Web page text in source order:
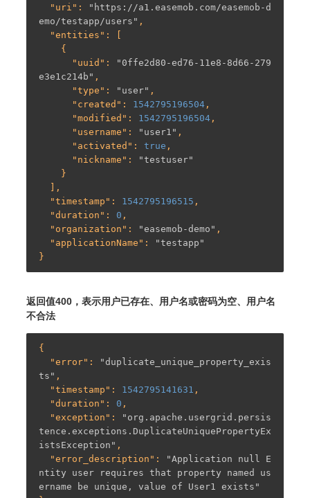
  "
uri ":
"https://a1.easemob.com/easemob-d
emo/testapp/users" ,
  "
entities ": [
      "
uuid ":
"0ffe2d80-ed76-11e8-8d66-279
e3e1c214b" ,
      "
type ": "user" ,
      "
created ": 1542795196504 ,
      "
modified ": 1542795196504 ,
      "
username ": "user1" ,
      "
activated ": true ,
      "
nickname ":
"testuser"
  "
timestamp ": 1542795196515 ,
  "
duration ": 0 ,
  "
organization ": "easemob-demo" ,
  "
applicationName ":
"testapp"
返回值400，表示用户已存在、用户名或密码为空、用户名
不合法
{
  "
error":
"duplicate_unique_property_exis
ts" ,
  "
timestamp ": 1542795141631 ,
  "
duration ": 0 ,
  "
exception ":
"org.apache.usergrid.persis
tence.exceptions.DuplicateUniquePropertyEx
istsException" ,
  "
error_description ":
"Application null E
ntity user requires that property named us
ername be unique, value of User1 exists"